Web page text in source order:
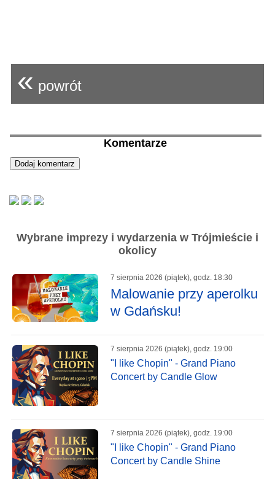
« powrót
Komentarze
Wybrane imprezy i wydarzenia w Trójmieście i
okolicy
7 sierpnia 2026 (piątek), godz. 18:30
Malowanie przy aperolku
w Gdańsku!
7 sierpnia 2026 (piątek), godz. 19:00
"I like Chopin" - Grand Piano
Concert by Candle Glow
7 sierpnia 2026 (piątek), godz. 19:00
"I like Chopin" - Grand Piano
Concert by Candle Shine